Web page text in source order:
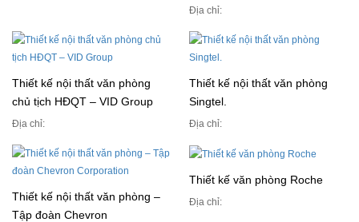
Địa chỉ:
Thiết kế nội thất văn phòng
chủ tịch HĐQT – VID Group
Địa chỉ:
Thiết kế nội thất văn phòng
Singtel.
Địa chỉ:
Thiết kế nội thất văn phòng –
Tập đoàn Chevron
Thiết kế văn phòng Roche
Địa chỉ: